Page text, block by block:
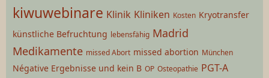
kiwuwebinare Klinik Kliniken Kosten Kryotransfer
künstliche Befruchtung lebensfähig Madrid
Medikamente missed Abort missed abortion München
Négative Ergebnisse und kein B OP Osteopathie PGT-A